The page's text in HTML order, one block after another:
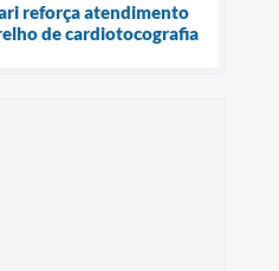
reforça atendimento
de cardiotocografia